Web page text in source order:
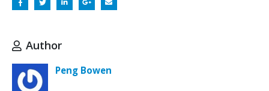
Author
Peng Bowen